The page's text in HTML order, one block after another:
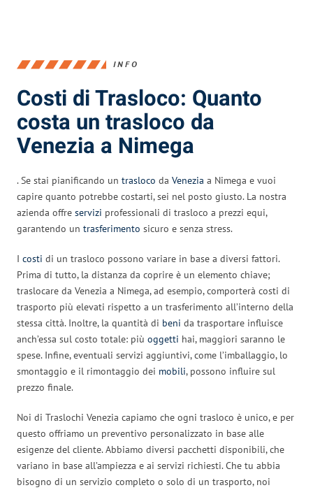
INFO
Costi di Trasloco: Quanto
costa un trasloco da
Venezia a Nimega
. Se stai pianificando un trasloco da Venezia a Nimega e vuoi
capire quanto potrebbe costarti, sei nel posto giusto. La nostra
azienda offre servizi professionali di trasloco a prezzi equi,
garantendo un trasferimento sicuro e senza stress.
I costi di un trasloco possono variare in base a diversi fattori.
Prima di tutto, la distanza da coprire è un elemento chiave;
traslocare da Venezia a Nimega, ad esempio, comporterà costi di
trasporto più elevati rispetto a un trasferimento all’interno della
stessa città. Inoltre, la quantità di beni da trasportare influisce
anch’essa sul costo totale: più oggetti hai, maggiori saranno le
spese. Infine, eventuali servizi aggiuntivi, come l’imballaggio, lo
smontaggio e il rimontaggio dei mobili, possono influire sul
prezzo finale.
Noi di Traslochi Venezia capiamo che ogni trasloco è unico, e per
questo offriamo un preventivo personalizzato in base alle
esigenze del cliente. Abbiamo diversi pacchetti disponibili, che
variano in base all’ampiezza e ai servizi richiesti. Che tu abbia
bisogno di un servizio completo o solo di un trasporto, noi